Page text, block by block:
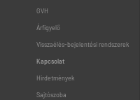
GVH
Árfigyelő
Visszaélés-bejelentési rendszerek
Kapcsolat
Hirdetmények
Sajtószoba